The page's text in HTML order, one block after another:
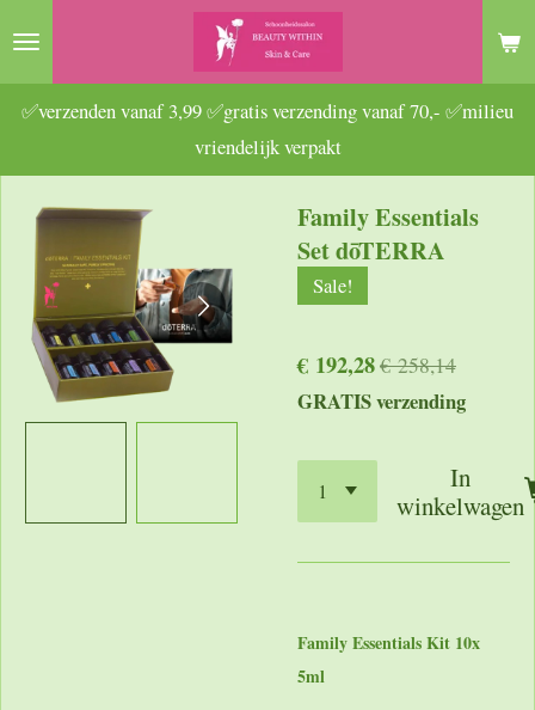
Ga
naar
hoofdinhoud
✅verzenden vanaf 3,99 ✅gratis verzending vanaf 70,- ✅milieu
vriendelijk verpakt
Family Essentials
Set dōTERRA
Sale!
€ 192,28€ 258,14
GRATIS verzending
In
winkelwagen
Family Essentials Kit 10x
5ml